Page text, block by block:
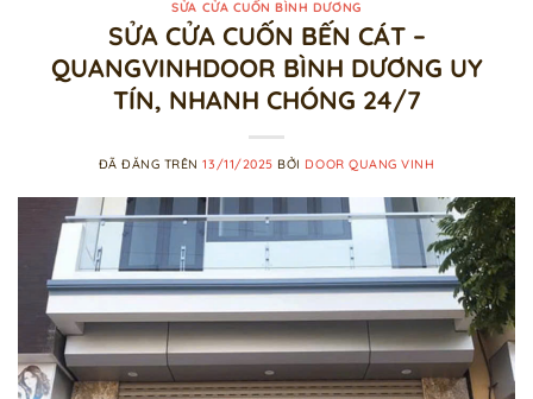
SỬA CỬA CUỐN BÌNH DƯƠNG
SỬA CỬA CUỐN BẾN CÁT –
QUANGVINHDOOR BÌNH DƯƠNG UY
TÍN, NHANH CHÓNG 24/7
ĐÃ ĐĂNG TRÊN13/11/2025 BỞI DOOR QUANG VINH